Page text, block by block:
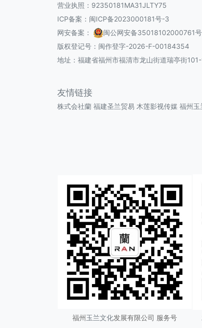
营业执照：92350181MA31JLTY75
ICP备案： 闽ICP备2023000181号-3
网安备案：
闽公网安备35018102000761号
版权登记号： 闽作登字-2026-F-00184354
地址：福建省福州市福清市龙山街道瑞亭街
友情链接
株式会社蘭 福建圣兰贸易 木莲影视传媒 福州玉
福州玉兰文化发展有限公司 服务号